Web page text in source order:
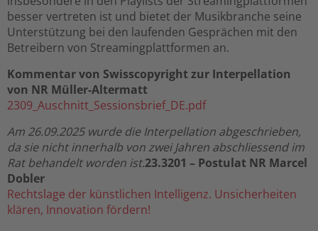
besser vertreten ist und bietet der Musikbranche seine
Unterstützung bei den laufenden Gesprächen mit den
Betreibern von Streamingplattformen an.
Kommentar von Swisscopyright zur Interpellation
von NR Müller-Altermatt
2309_Auschnitt_Sessionsbrief_DE.pdf
Am 26.09.2025 wurde die Interpellation abgeschrieben,
da sie nicht innerhalb von zwei Jahren abschliessend im
Rat behandelt worden ist.23.3201 – Postulat NR Marcel
Dobler
Rechtslage der künstlichen Intelligenz. Unsicherheiten
klären, Innovation fördern!